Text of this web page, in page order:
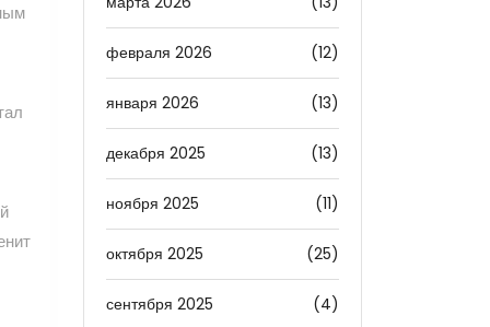
февраля 2026 (12)
января 2026 (13)
декабря 2025 (13)
ноября 2025 (11)
октября 2025 (25)
сентября 2025 (4)